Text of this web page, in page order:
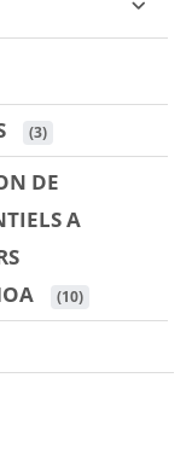
(3)
DE
A
(10)